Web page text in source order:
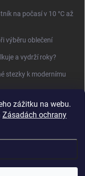
zážitku na webu.
Zásadách ochrany
na počasí v 10 °C až
výběru oblečení
a vydrží roky?
stezky k modernímu
Upravit nastavení